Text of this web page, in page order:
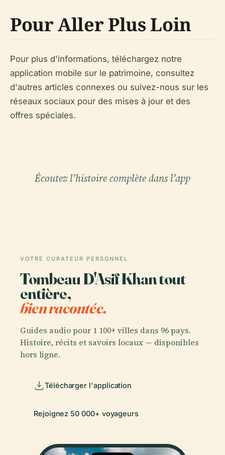
Pour Aller Plus Loin
Pour plus d'informations, téléchargez notre
application mobile sur le patrimoine, consultez
d'autres articles connexes ou suivez-nous sur les
réseaux sociaux pour des mises à jour et des
offres spéciales.
Écoutez l'histoire complète dans l'app
VOTRE CURATEUR PERSONNEL
Tombeau D'Asif Khan tout
entière,
bien racontée.
Guides audio pour 1 100+ villes dans 96 pays.
Histoire, récits et savoirs locaux — disponibles
hors ligne.
Télécharger l'application
Rejoignez 50 000+ voyageurs